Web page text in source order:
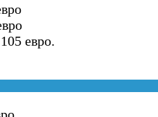
евро.